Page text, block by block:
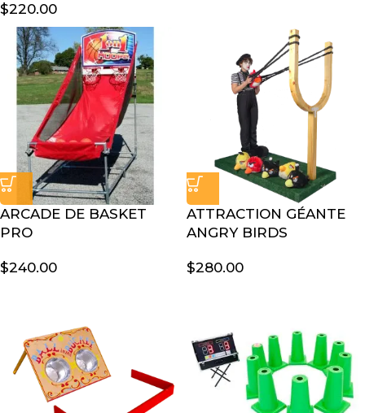
$220.00
ARCADE DE BASKET
PRO
$240.00
ATTRACTION GÉANTE
ANGRY BIRDS
$280.00